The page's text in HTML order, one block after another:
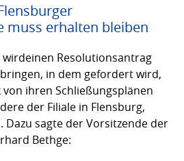
muss erhalten bleiben
wirdeinen Resolutionsantrag
in dem gefordert wird,
ihren Schließungsplänen
der Filiale in Flensburg,
Dazu sagte der Vorsitzende der
Bethge: